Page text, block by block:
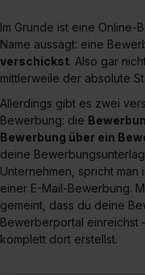
Im Grunde ist eine
Name aussagt: eine
verschickst. Also gar
mittlerweile der absolute
Allerdings gibt es zwei
Bewerbung: die
Bewerbung über ein
deine
Unternehmen, spricht
einer E-Mail-Bewerbung.
gemeint, dass du deine
Bewerberportal einreichst
komplett dort erstellst.